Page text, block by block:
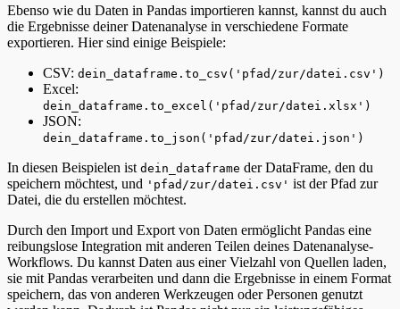
Ebenso wie du Daten in Pandas importieren kannst, kannst du auch
die Ergebnisse deiner Datenanalyse in verschiedene Formate
exportieren. Hier sind einige Beispiele:
CSV: dein_dataframe.to_csv('pfad/zur/datei.csv')
Excel:
dein_dataframe.to_excel('pfad/zur/datei.xlsx')
JSON:
dein_dataframe.to_json('pfad/zur/datei.json')
In diesen Beispielen ist dein_dataframe der DataFrame, den du
speichern möchtest, und 'pfad/zur/datei.csv' ist der Pfad zur
Datei, die du erstellen möchtest.
Durch den Import und Export von Daten ermöglicht Pandas eine
reibungslose Integration mit anderen Teilen deines Datenanalyse-
Workflows. Du kannst Daten aus einer Vielzahl von Quellen laden,
sie mit Pandas verarbeiten und dann die Ergebnisse in einem Format
speichern, das von anderen Werkzeugen oder Personen genutzt